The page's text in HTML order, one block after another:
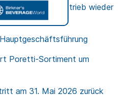
nimmt Betrieb wieder
Poretti-Sortiment um
am 31. Mai 2026 zurück